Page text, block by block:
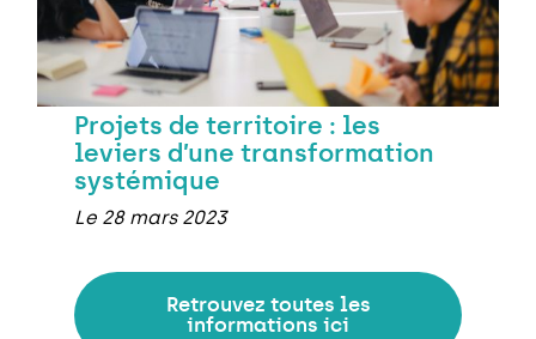
Projets de territoire : les
leviers d’une transformation
systémique
Le 28 mars 2023
Retrouvez toutes les
informations ici